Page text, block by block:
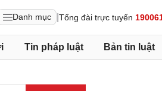
Danh mục Tổng đài trực tuyến
Tin pháp luật Bản tin luật